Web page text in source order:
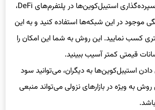
ییلد فارمینگ: با سپرده‌گذاری استیبل‌کوین‌ها در پلتفرم‌های DeFi،
موجود در این شبکه‌ها استفاده کنید و به این
کسب نمایید. این روش به شما این امکان را
قیمتی کمتر آسیب ببینید.
استیبل‌کوین‌ها به دیگران، می‌توانید سود
به ویژه در بازارهای نزولی می‌تواند منبعی